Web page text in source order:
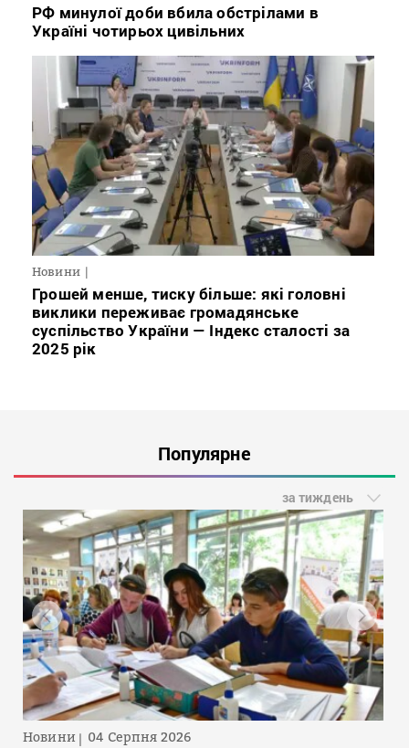
РФ минулої доби вбила обстрілами в
Україні чотирьох цивільних
Новини
Грошей менше, тиску більше: які головні
виклики переживає громадянське
суспільство України — Індекс сталості за
2025 рік
Популярне
за тиждень
Новини 04 Серпня 2026